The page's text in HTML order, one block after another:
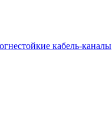
кабель-каналы